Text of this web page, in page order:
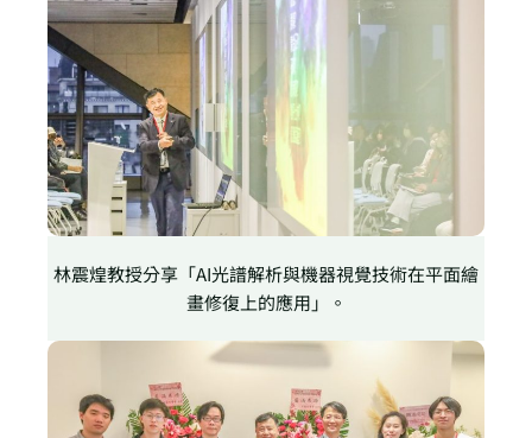
林震煌教授分享「AI光譜解析與機器視覺技術在平面繪
畫修復上的應用」。